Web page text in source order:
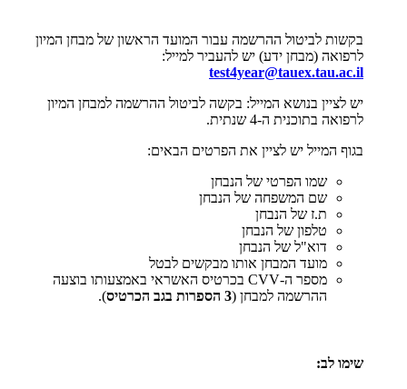
בקשות לביטול ההרשמה עבור המועד הראשון של מבחן המיון
לרפואה (מבחן ידע) יש להעביר למייל:
test4year@tauex.tau.ac.il
יש לציין בנושא המייל: בקשה לביטול ההרשמה למבחן המיון
לרפואה בתוכנית ה-4 שנתית.
בגוף המייל יש לציין את הפרטים הבאים:
שמו הפרטי של הנבחן
שם המשפחה של הנבחן
ת.ז של הנבחן
טלפון של הנבחן
דוא"ל של הנבחן
מועד המבחן אותו מבקשים לבטל
מספר ה-CVV בכרטיס האשראי באמצעותו בוצעה
ההרשמה למבחן (3 הספרות בגב הכרטיס ).
שימו לב: